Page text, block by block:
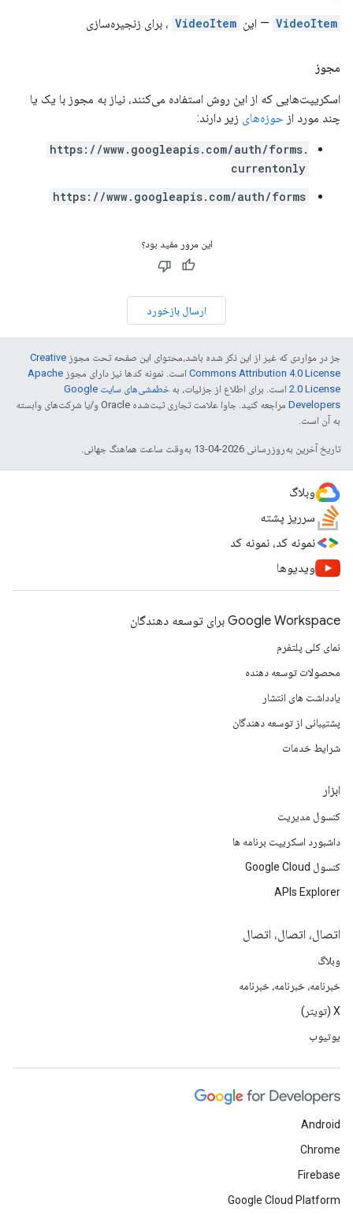
VideoItem — این VideoItem ، برای زنجیره‌سازی
مجوز
اسکریپت‌هایی که از این روش استفاده می‌کنند، نیاز به مجوز با یک یا
چند مورد از حوزه‌های زیر دارند:
https://www.googleapis.com/auth/forms.
currentonly
https://www.googleapis.com/auth/forms
این مرور مفید بود؟
ارسال بازخورد
جز در مواردی که غیر از این ذکر شده باشد،‌محتوای این صفحه تحت مجوز Creative
Commons Attribution 4.0 License است. نمونه کدها نیز دارای مجوز Apache
2.0 License است. برای اطلاع از جزئیات، به
خطمشی‌های سایت Google
Developers‏
مراجعه کنید. جاوا علامت تجاری ثبت‌شده Oracle و/یا شرکت‌های وابسته
به آن است.
تاریخ آخرین به‌روزرسانی 2026-04-13 به‌وقت ساعت هماهنگ جهانی.
وبلاگ
سرریز پشته
نمونه کد، نمونه کد
ویدیوها
Google Workspace برای توسعه دهندگان
نمای کلی پلتفرم
محصولات توسعه دهنده
یادداشت های انتشار
پشتیبانی از توسعه دهندگان
شرایط خدمات
ابزار
کنسول مدیریت
داشبورد اسکریپت برنامه ها
کنسول Google Cloud
APIs Explorer
اتصال، اتصال، اتصال
وبلاگ
خبرنامه، خبرنامه، خبرنامه
X (تویتر)
یوتیوب
Android
Chrome
Firebase
Google Cloud Platform